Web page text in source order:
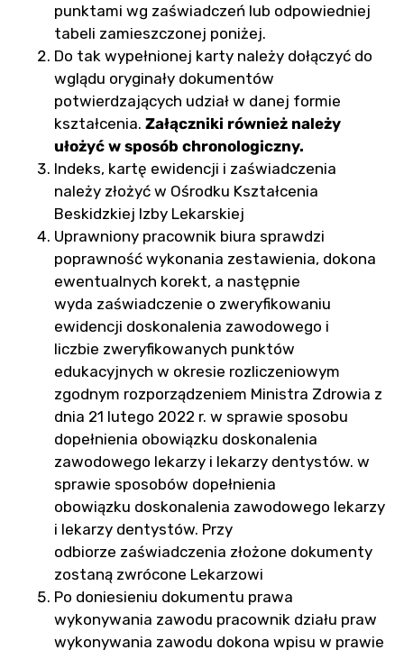
punktami wg zaświadczeń lub odpowiedniej
tabeli zamieszczonej poniżej.
Do tak wypełnionej karty należy dołączyć do
wglądu oryginały dokumentów
potwierdzających udział w danej formie
kształcenia. Załączniki również należy
ułożyć w sposób chronologiczny.
Indeks, kartę ewidencji i zaświadczenia
należy złożyć w Ośrodku Kształcenia
Beskidzkiej Izby Lekarskiej
Uprawniony pracownik biura sprawdzi
poprawność wykonania zestawienia, dokona
ewentualnych korekt, a następnie
wyda zaświadczenie o zweryfikowaniu
ewidencji doskonalenia zawodowego i
liczbie zweryfikowanych punktów
edukacyjnych w okresie rozliczeniowym
zgodnym rozporządzeniem Ministra Zdrowia z
dnia 21 lutego 2022 r. w sprawie sposobu
dopełnienia obowiązku doskonalenia
zawodowego lekarzy i lekarzy dentystów. w
sprawie sposobów dopełnienia
obowiązku doskonalenia zawodowego lekarzy
i lekarzy dentystów. Przy
odbiorze zaświadczenia złożone dokumenty
zostaną zwrócone Lekarzowi
Po doniesieniu dokumentu prawa
wykonywania zawodu pracownik działu praw
wykonywania zawodu dokona wpisu w prawie